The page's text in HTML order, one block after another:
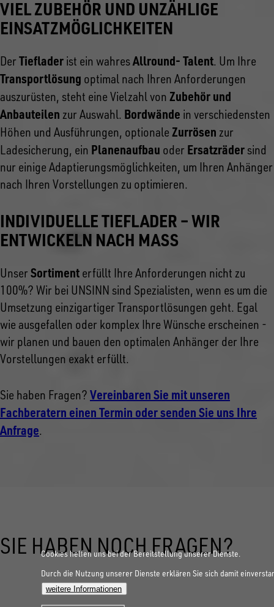
VIEL ZUBEHÖR UND UNZÄHLIGE
EINSATZMÖGLICHKEITEN
Der Tieflader ist ein wahresAllround- Talent. Um Ihre
Transportlösung optimal nach Ihren Anforderungen
auszurüsten, steht eine Vielzahl von Zubehör und
Anbauteilen zur Auswahl. Bordwände in verschiedensten
Höhen und Ausführungen, optionale Zurrösen zur
Ladesicherung, ein Planenaufbau oder Ersatzräder sind
nur einige Adaptierungsmöglichkeiten, um Ihren Anhänger
nach Ihren Vorstellungen zu optimieren.
INDIVIDUELLE TIEFLADER – WIR
ENTWICKELN NACH MASS
UnserSortiment erfüllt Ihre Anforderungen nicht zu
100%? Wir bei UNSINN sind Spezialisten, wenn es um die
Umsetzung einzigartiger Transportlösungen geht. Egal
wie ausgefallen oder komplex Ihre Wünsche erscheinen -
wir planen und bauen den optimalen Anhänger der Ihre
Vorstellungen exakt erfüllt.
Sie haben Fragen? Vereinbaren Sie mit unseren
Fachberatern einen Termin oder senden Sie uns Ihre
Anfrage.
SIE HABEN NOCH FRAGEN?
Cookies helfen uns bei der Bereitstellung unserer Dienste.
Durch die Nutzung unserer Dienste erklären Sie sich damit
weitere Informationen